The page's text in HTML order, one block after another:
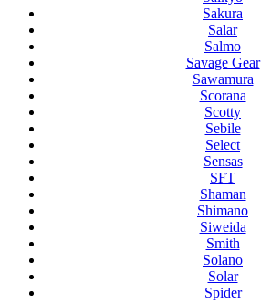
Sakura
Salar
Salmo
Savage Gear
Sawamura
Scorana
Scotty
Sebile
Select
Sensas
SFT
Shaman
Shimano
Siweida
Smith
Solano
Solar
Spider